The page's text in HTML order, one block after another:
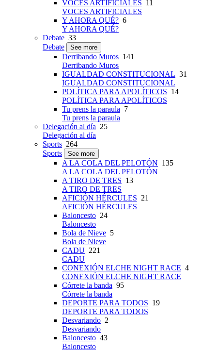
VOCES ARTIFICIALES 11
VOCES ARTIFICIALES
Y AHORA QUÉ? 6
Y AHORA QUÉ?
Debate 33
Debate
See more
Derribando Muros 141
Derribando Muros
IGUALDAD CONSTITUCIONAL 31
IGUALDAD CONSTITUCIONAL
POLÍTICA PARA APOLÍTICOS 14
POLÍTICA PARA APOLÍTICOS
Tu prens la paraula 7
Tu prens la paraula
Delegación al día 25
Delegación al día
Sports 264
Sports
See more
A LA COLA DEL PELOTÓN 135
A LA COLA DEL PELOTÓN
A TIRO DE TRES 13
A TIRO DE TRES
AFICIÓN HÉRCULES 21
AFICIÓN HÉRCULES
Baloncesto 24
Baloncesto
Bola de Nieve 5
Bola de Nieve
CADU 221
CADU
CONEXIÓN ELCHE NIGHT RACE 4
CONEXIÓN ELCHE NIGHT RACE
Córrete la banda 95
Córrete la banda
DEPORTE PARA TODOS 19
DEPORTE PARA TODOS
Desvariando 2
Desvariando
Baloncesto 43
Baloncesto